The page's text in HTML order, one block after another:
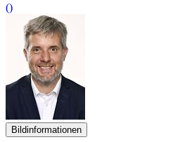
()
Bildinformationen